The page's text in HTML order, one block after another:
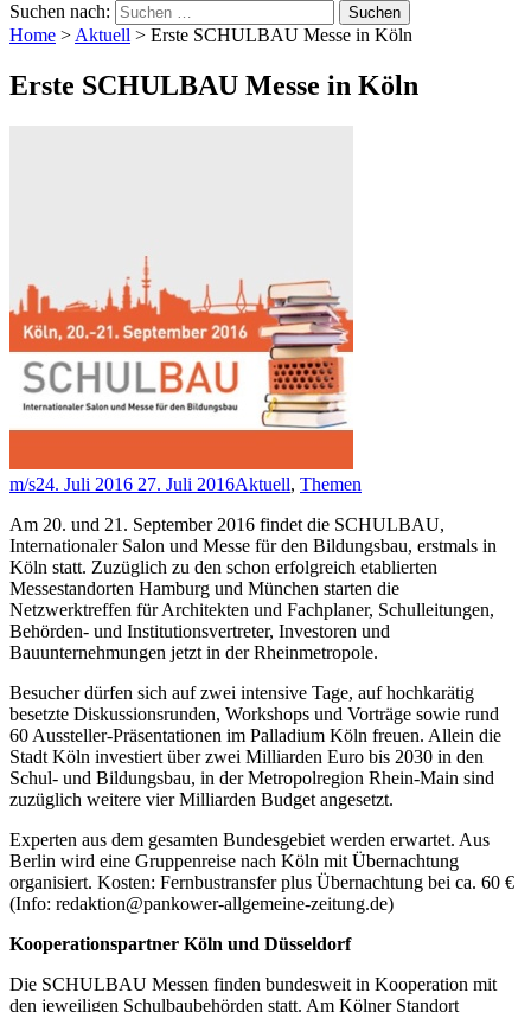
Suchen nach:
Home >Aktuell > Erste SCHULBAU Messe in Köln
Erste SCHULBAU Messe in Köln
m/s24. Juli 2016 27. Juli 2016Aktuell, Themen
Am 20. und 21. September 2016 findet die SCHULBAU,
Internationaler Salon und Messe für den Bildungsbau, erstmals in
Köln statt. Zuzüglich zu den schon erfolgreich etablierten
Messestandorten Hamburg und München starten die
Netzwerktreffen für Architekten und Fachplaner, Schulleitungen,
Behörden- und Institutionsvertreter, Investoren und
Bauunternehmungen jetzt in der Rheinmetropole.
Besucher dürfen sich auf zwei intensive Tage, auf hochkarätig
besetzte Diskussionsrunden, Workshops und Vorträge sowie rund
60 Aussteller-Präsentationen im Palladium Köln freuen. Allein die
Stadt Köln investiert über zwei Milliarden Euro bis 2030 in den
Schul- und Bildungsbau, in der Metropolregion Rhein-Main sind
zuzüglich weitere vier Milliarden Budget angesetzt.
Experten aus dem gesamten Bundesgebiet werden erwartet. Aus
Berlin wird eine Gruppenreise nach Köln mit Übernachtung
organisiert. Kosten: Fernbustransfer plus Übernachtung bei ca. 60 €
(Info: redaktion@pankower-allgemeine-zeitung.de)
Kooperationspartner Köln und Düsseldorf
Die SCHULBAU Messen finden bundesweit in Kooperation mit
den jeweiligen Schulbaubehörden statt. Am Kölner Standort